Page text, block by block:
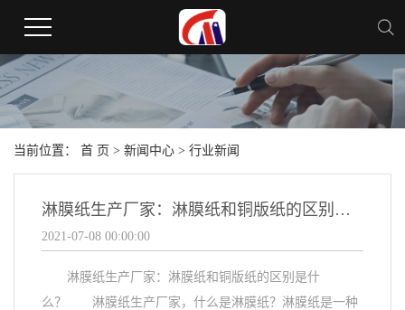
当前位置： 首 页 > 新闻中心 > 行业新闻
淋膜纸生产厂家：淋膜纸和铜版纸的区别是什么？
2021-07-08 00:00:00
淋膜纸生产厂家：淋膜纸和铜版纸的区别是什
么？ 淋膜纸生产厂家，什么是淋膜纸？淋膜纸是一种